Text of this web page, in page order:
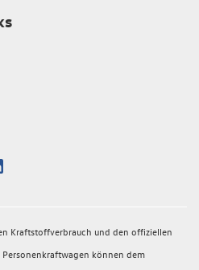
Kraftstoffverbrauch und den offiziellen
können dem